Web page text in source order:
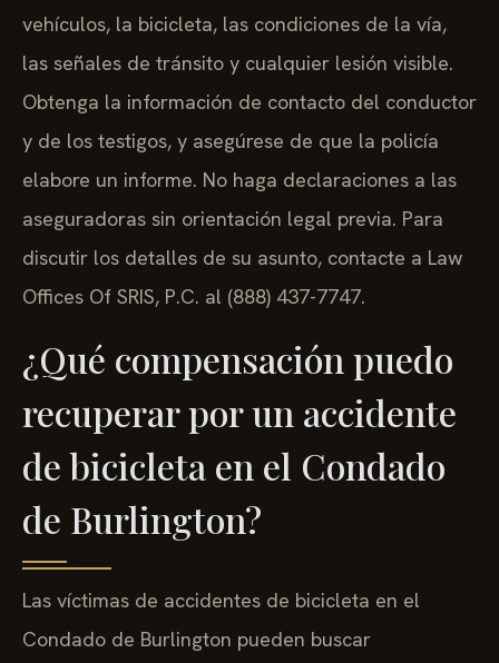
vehículos, la bicicleta, las condiciones de la vía,
las señales de tránsito y cualquier lesión visible.
Obtenga la información de contacto del conductor
y de los testigos, y asegúrese de que la policía
elabore un informe. No haga declaraciones a las
aseguradoras sin orientación legal previa. Para
discutir los detalles de su asunto, contacte a Law
Offices Of SRIS, P.C. al (888) 437-7747.
¿Qué compensación puedo
recuperar por un accidente
de bicicleta en el Condado
de Burlington?
Las víctimas de accidentes de bicicleta en el
Condado de Burlington pueden buscar